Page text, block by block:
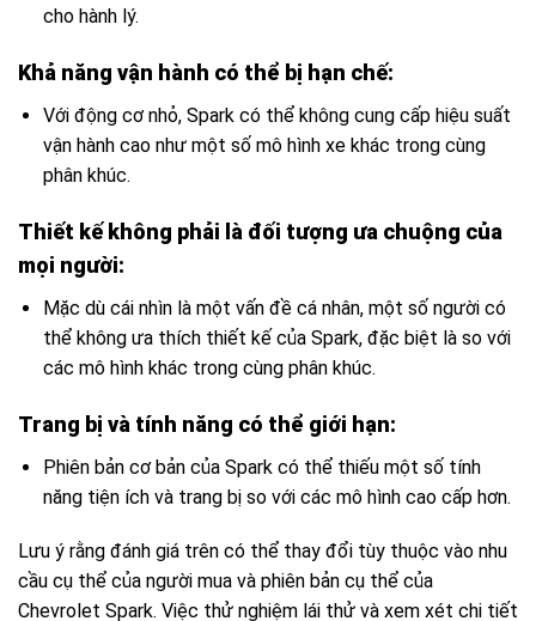
cho hành lý.
Khả năng vận hành có thể bị hạn chế:
Với động cơ nhỏ, Spark có thể không cung cấp hiệu suất
vận hành cao như một số mô hình xe khác trong cùng
phân khúc.
Thiết kế không phải là đối tượng ưa chuộng của
mọi người:
Mặc dù cái nhìn là một vấn đề cá nhân, một số người có
thể không ưa thích thiết kế của Spark, đặc biệt là so với
các mô hình khác trong cùng phân khúc.
Trang bị và tính năng có thể giới hạn:
Phiên bản cơ bản của Spark có thể thiếu một số tính
năng tiện ích và trang bị so với các mô hình cao cấp hơn.
Lưu ý rằng đánh giá trên có thể thay đổi tùy thuộc vào nhu
cầu cụ thể của người mua và phiên bản cụ thể của
Chevrolet Spark. Việc thử nghiệm lái thử và xem xét chi tiết